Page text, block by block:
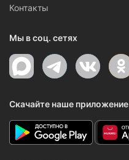
Контакты
Мы в соц. сетях
Скачайте наше приложение